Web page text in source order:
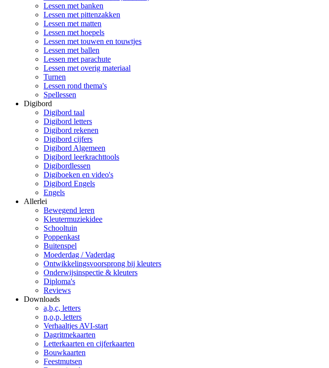
Lessen met banken
Lessen met pittenzakken
Lessen met matten
Lessen met hoepels
Lessen met touwen en touwtjes
Lessen met ballen
Lessen met parachute
Lessen met overig materiaal
Turnen
Lessen rond thema's
Spellessen
Digibord
Digibord taal
Digibord letters
Digibord rekenen
Digibord cijfers
Digibord Algemeen
Digibord leerkrachttools
Digibordlessen
Digiboeken en video's
Digibord Engels
Engels
Allerlei
Bewegend leren
Kleutermuziekidee
Schooltuin
Poppenkast
Buitenspel
Moederdag / Vaderdag
Ontwikkelingsvoorsprong bij kleuters
Onderwijsinspectie & kleuters
Diploma's
Reviews
Downloads
a,b,c, letters
n,o,p, letters
Verhaaltjes AVI-start
Dagritmekaarten
Letterkaarten en cijferkaarten
Bouwkaarten
Feestmutsen